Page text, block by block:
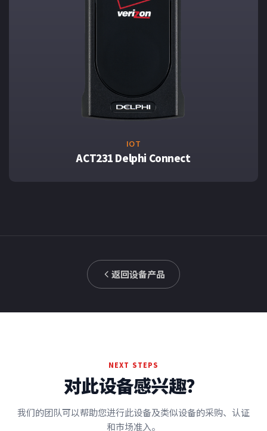
IOT
ACT231 Delphi Connect
返回设备产品
NEXT STEPS
对此设备感兴趣？
我们的团队可以帮助您进行此设备及类似设备的采购、认证
和市场准入。